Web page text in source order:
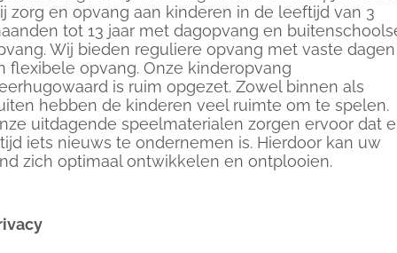
zorg en opvang aan kinderen in de leeftijd van 3
tot 13 jaar met dagopvang en
Wij bieden reguliere opvang met vaste dagen
flexibele opvang. Onze kinderopvang
is ruim opgezet. Zowel binnen als
hebben de kinderen veel ruimte om te spelen.
uitdagende speelmaterialen zorgen ervoor dat
iets nieuws te ondernemen is. Hierdoor kan uw
zich optimaal ontwikkelen en ontplooien.